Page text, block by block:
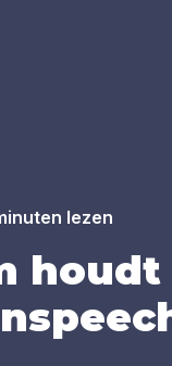
lezen
houdt